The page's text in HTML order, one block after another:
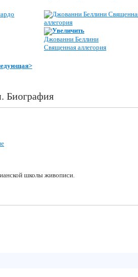
Увеличить
Джованни Беллини
Священная аллегория
Биография
школы живописи.